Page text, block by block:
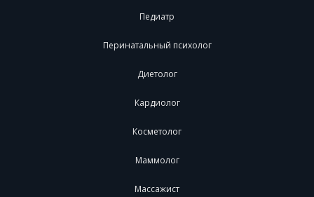
Педиатр
Перинатальный психолог
Диетолог
Кардиолог
Косметолог
Маммолог
Массажист